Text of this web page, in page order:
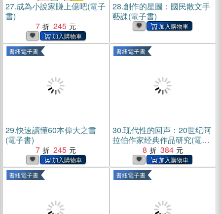
27.成為小說家賺上億吧(電子
書)
7
245
28.創作的星圖：國民散文手
藝課(電子書)
書紐電子書
29.快速讀懂60本偉大之書
(電子書)
7
245
書紐電子書
30.现代性的回声：20世纪阿
拉伯作家经典作品研究(電子
8 384
書紐電子書 書紐電子書